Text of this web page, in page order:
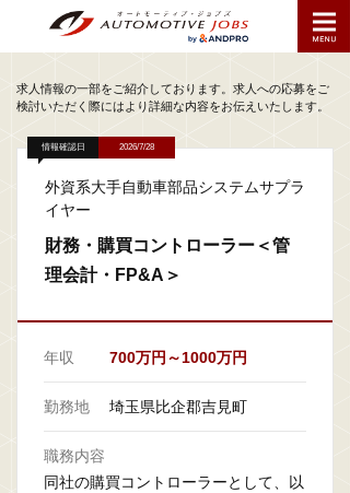
求人情報の一部をご紹介しております。求人への応募をご
検討いただく際にはより詳細な内容をお伝えいたします。
情報確認日 2026/7/28
外資系大手自動車部品システムサプラ
イヤー
財務・購買コントローラー＜管
理会計・FP&A＞
年収 700万円～1000万円
勤務地 埼玉県比企郡吉見町
職務内容
同社の購買コントローラーとして、以